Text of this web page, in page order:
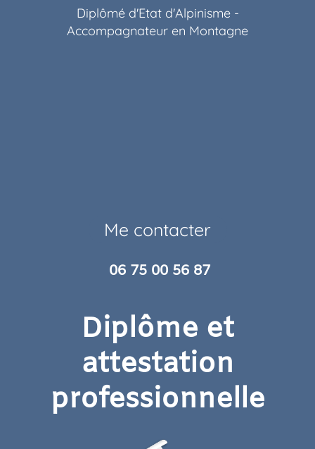
Diplômé d'Etat d'Alpinisme -
Accompagnateur en Montagne
Me contacter
06 75 00 56 87
Diplôme et
attestation
professionnelle